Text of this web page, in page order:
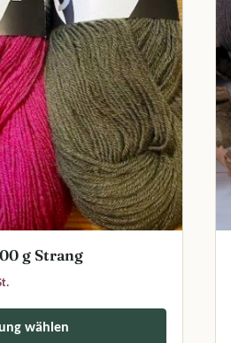
g Strang
18,00 € bis 29,95 €
wählen